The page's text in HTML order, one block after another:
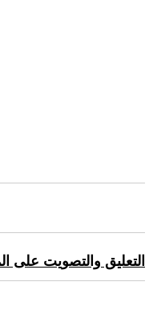
التعليق والتصويت على